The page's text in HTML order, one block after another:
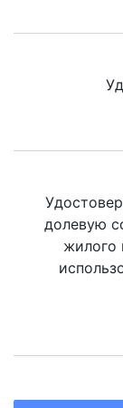
долевую
жилого